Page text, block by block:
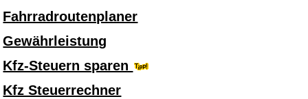
Fahrradroutenplaner
Gewährleistung
Kfz-Steuern sparen
Kfz Steuerrechner